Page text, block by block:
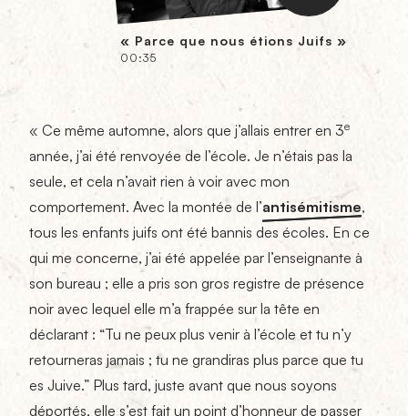
« Parce que nous étions Juifs »
00:35
« Ce même automne, alors que j’allais entrer en 3e
année, j’ai été renvoyée de l’école. Je n’étais pas la
seule, et cela n’avait rien à voir avec mon
comportement. Avec la montée de l’antisémitisme,
tous les enfants juifs ont été bannis des écoles. En ce
qui me concerne, j’ai été appelée par l’enseignante à
son bureau ; elle a pris son gros registre de présence
noir avec lequel elle m’a frappée sur la tête en
déclarant : “Tu ne peux plus venir à l’école et tu n’y
retourneras jamais ; tu ne grandiras plus parce que tu
es Juive.” Plus tard, juste avant que nous soyons
déportés, elle s’est fait un point d’honneur de passer